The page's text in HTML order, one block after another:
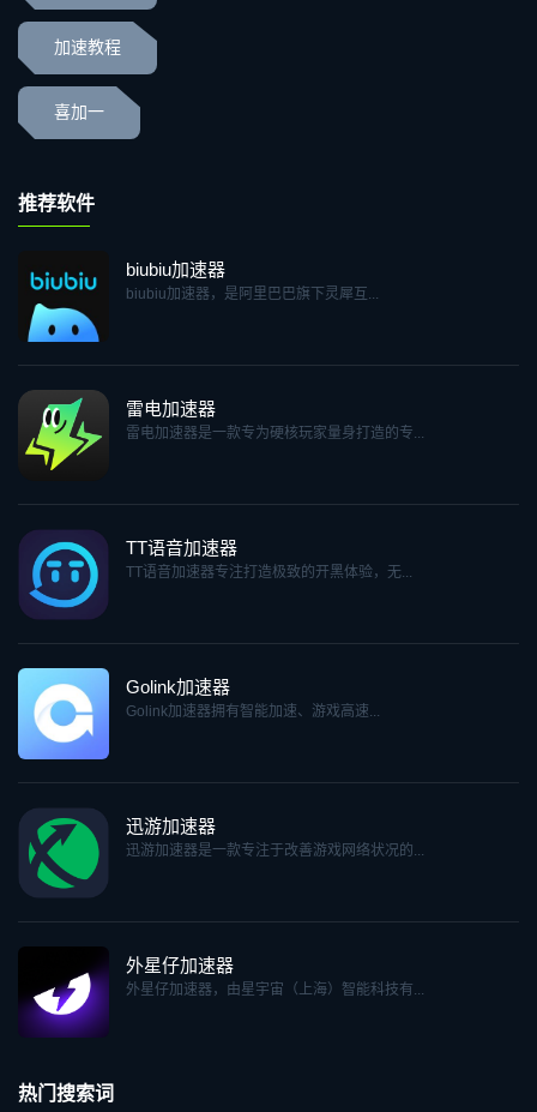
加速教程
喜加一
推荐软件
biubiu加速器
biubiu加速器，是阿里巴巴旗下灵犀互...
雷电加速器
雷电加速器是一款专为硬核玩家量身打造的专...
TT语音加速器
TT语音加速器专注打造极致的开黑体验，无...
Golink加速器
Golink加速器拥有智能加速、游戏高速...
迅游加速器
迅游加速器是一款专注于改善游戏网络状况的...
外星仔加速器
外星仔加速器，由星宇宙（上海）智能科技有...
热门搜索词